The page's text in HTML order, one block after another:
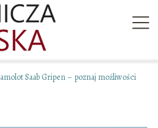
Saab Gripen – poznaj możliwości